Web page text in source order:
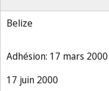
Belize
Adhésion: 17 mars 2000
17 juin 2000